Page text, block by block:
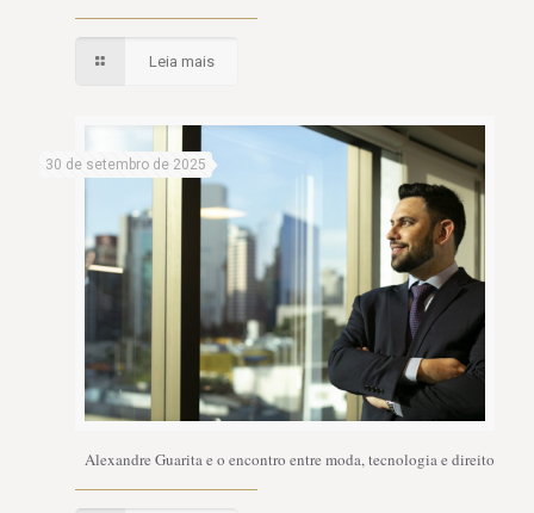
Leia mais
30 de setembro de 2025
Alexandre Guarita e o encontro entre moda, tecnologia e direito